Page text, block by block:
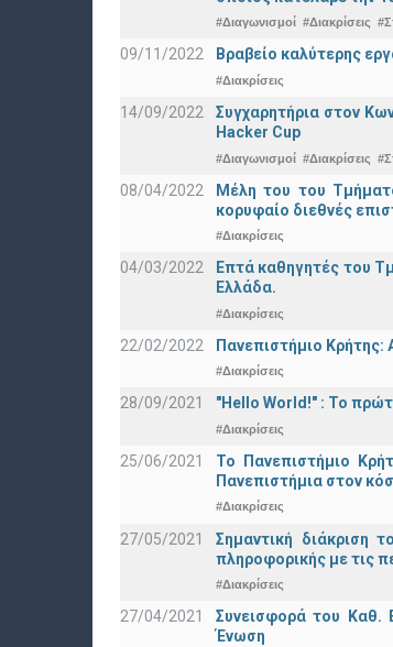
#Διαγωνισμοί #Διακρίσεις
09/11/2022 Βραβείο καλύτερης
#Διακρίσεις
14/09/2022
Συγχαρητήρια στον
Hacker Cup
#Διαγωνισμοί #Διακρίσεις
08/04/2022
Μέλη του του
κορυφαίο διεθνές
#Διακρίσεις
04/03/2022
Επτά καθηγητές του
Ελλάδα.
#Διακρίσεις
22/02/2022 Πανεπιστήμιο
#Διακρίσεις
28/09/2021 "Hello World!" : Το
#Διακρίσεις
25/06/2021
Το Πανεπιστήμιο
Πανεπιστήμια στον
#Διακρίσεις
27/05/2021
Σημαντική διάκριση
πληροφορικής με τις
#Διακρίσεις
27/04/2021
Συνεισφορά του Καθ.
Ένωση